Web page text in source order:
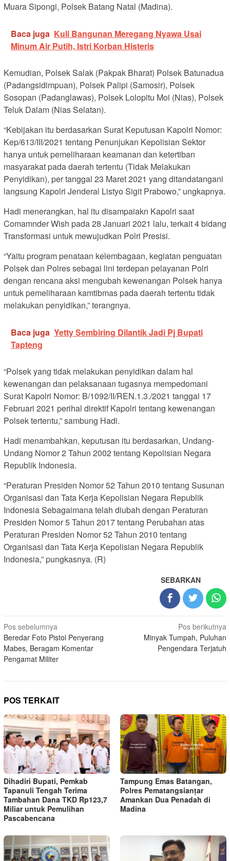
Muara Sipongi, Polsek Batang Natal (Madina).
Baca juga Kuli Bangunan Meregang Nyawa Usai
Minum Air Putih, Istri Korban Histeris
Kemudian, Polsek Salak (Pakpak Bharat) Polsek Batunadua
(Padangsidimpuan), Polsek Palipi (Samosir), Polsek
Sosopan (Padanglawas), Polsek Lolopitu Moi (Nias), Polsek
Teluk Dalam (Nias Selatan).
“Kebijakan itu berdasarkan Surat Keputusan Kapolri Nomor:
Kep/613/III/2021 tentang Penunjukan Kepolisian Sektor
hanya untuk pemeliharaan keamanan dan ketertiban
masyarakat pada daerah tertentu (Tidak Melakukan
Penyidikan), per tanggal 23 Maret 2021 yang ditandatangani
langsung Kapolri Jenderal Listyo Sigit Prabowo,” ungkapnya.
Hadi menerangkan, hal itu disampaiakn Kapolri saat
Comamnder Wish pada 28 Januari 2021 lalu, terkait 4 bidang
Transformasi untuk mewujudkan Polri Presisi.
“Yaitu program penataan kelembagaan, kegiatan penguatan
Polsek dan Polres sebagai lini terdepan pelayanan Polri
dengan rencana aksi mengubah kewenangan Polsek hanya
untuk pemeliharaan kamtibmas pada daerah tertentu tidak
melakukan penyidikan,” terangnya.
Baca juga Yetty Sembiring Dilantik Jadi Pj Bupati
Tapteng
“Polsek yang tidak melakukan penyidikan dalam hal
kewenangan dan pelaksanaan tugasnya mempedomani
Surat Kapolri Nomor: B/1092/II/REN.1.3./2021 tanggal 17
Februari 2021 perihal direktif Kapolri tentang kewenangan
Polsek tertentu,” sambung Hadi.
Hadi menambahkan, keputusan itu berdasarkan, Undang-
Undang Nomor 2 Tahun 2002 tentang Kepolisian Negara
Republik Indonesia.
“Peraturan Presiden Nomor 52 Tahun 2010 tentang Susunan
Organisasi dan Tata Kerja Kepolisian Negara Republik
Indonesia Sebagaimana telah diubah dengan Peraturan
Presiden Nomor 5 Tahun 2017 tentang Perubahan atas
Peraturan Presiden Nomor 52 Tahun 2010 tentang
Organisasi dan Tata Kerja Kepolisian Negara Republik
Indonesia,” pungkasnya. (R)
SEBARKAN
Navigasi
pos
Pos sebelumnya
Beredar Foto Pistol Penyerang
Mabes, Beragam Komentar
Pengamat Militer
Pos berikutnya
Minyak Tumpah, Puluhan
Pengendara Terjatuh
POS TERKAIT
Dihadiri Bupati, Pemkab
Tapanuli Tengah Terima
Tambahan Dana TKD Rp123,7
Miliar untuk Pemulihan
Pascabencana
Tampung Emas Batangan,
Polres Pematangsianțar
Amankan Dua Penadah di
Madina